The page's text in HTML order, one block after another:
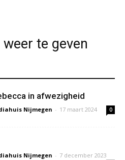
te geven
in afwezigheid
Nijmegen - 17 maart 2024 0
Nijmegen - 7 december 2023